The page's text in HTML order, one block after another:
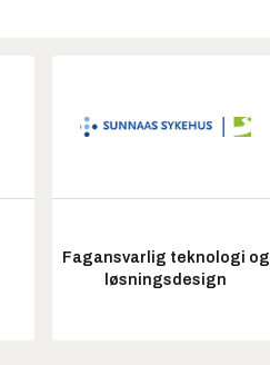
Fagansvarlig teknologi og
løsningsdesign